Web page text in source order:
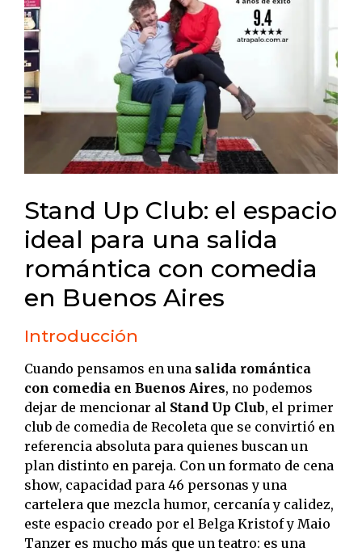
Stand Up Club: el espacio
ideal para una salida
romántica con comedia
en Buenos Aires
Introducción
Cuando pensamos en una salida romántica
con comedia en Buenos Aires, no podemos
dejar de mencionar al Stand Up Club, el primer
club de comedia de Recoleta que se convirtió en
referencia absoluta para quienes buscan un
plan distinto en pareja. Con un formato de cena
show, capacidad para 46 personas y una
cartelera que mezcla humor, cercanía y calidez,
este espacio creado por el Belga Kristof y Maio
Tanzer es mucho más que un teatro: es una